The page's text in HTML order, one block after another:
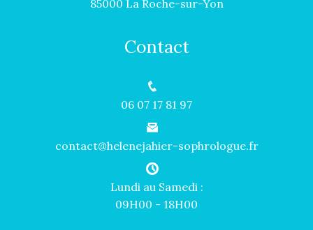
85000 La Roche-sur-Yon
Contact
06 07 17 81 97
contact@helenejahier-sophrologue.fr
Lundi au Samedi :
09H00 - 18H00